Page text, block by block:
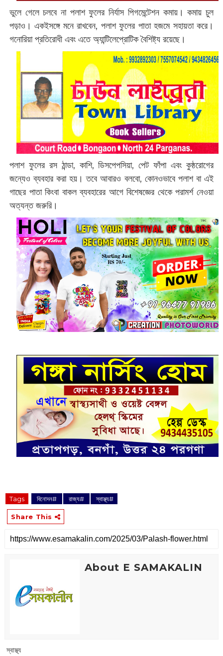
ভুলে গেলে চলবে না পলাশ ফুলের নির্যাস পিগমেন্টেশন কমায়। কমায় চুল
পড়াও। একইসঙ্গে মনে রাখবেন, পলাশ ফুলের পাতা হজমে সহায়তা করে।
গনোরিয়া প্রতিরোধী এবং এতে অ্যান্টিলেপ্রোটিক বৈশিষ্ট্য রয়েছে।
পলাশ ফুলের রস ঠান্ডা, কাশি, ডিসপেপসিয়া, পেট ফাঁপা এবং কুষ্ঠরোগের
জন্যেও ব্যবহার করা হয়। তবে আবারও বলবো, কোনওভাবে পলাশ বা এই
গাছের পাতা কিংবা বাকল ব্যবহারের আগে বিশেষজ্ঞের থেকে পরামর্শ নেওয়া
অত্যন্ত জরুরি।‌
Tags ‌ বিনোদন# ‌ রাজ্য# ‌ স্বাস্থ্য#
Share This
About E SAMAKALIN
‌ স্বাস্থ্য